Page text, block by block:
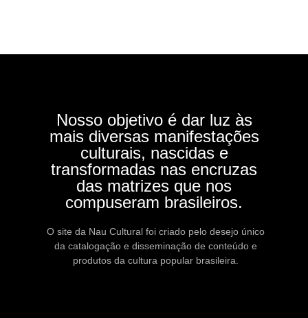
Nosso objetivo é dar luz às
mais diversas manifestações
culturais, nascidas e
transformadas nas encruzas
das matrizes que nos
compuseram brasileiros.
O site da Nau Cultural foi criado pelo desejo único
da catalogação e disseminação de conteúdo e
produtos da cultura popular brasileira.